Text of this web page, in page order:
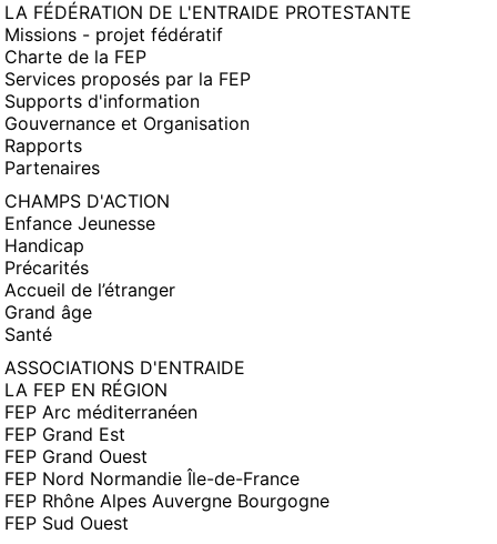
LA FÉDÉRATION DE L'ENTRAIDE PROTESTANTE
Missions - projet fédératif
Charte de la FEP
Services proposés par la FEP
Supports d'information
Gouvernance et Organisation
Rapports
Partenaires
CHAMPS D'ACTION
Enfance Jeunesse
Handicap
Précarités
Accueil de l’étranger
Grand âge
Santé
ASSOCIATIONS D'ENTRAIDE
LA FEP EN RÉGION
FEP Arc méditerranéen
FEP Grand Est
FEP Grand Ouest
FEP Nord Normandie Île-de-France
FEP Rhône Alpes Auvergne Bourgogne
FEP Sud Ouest